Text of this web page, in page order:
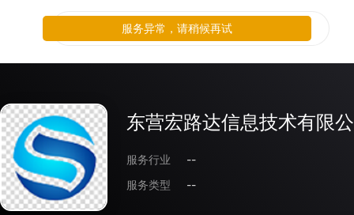
东营宏路达信息技术有限
服务行业
--
服务类型
--
服务异常，请稍候再试